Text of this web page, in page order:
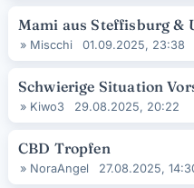
Mami aus Steffisburg &
» Miscchi 01.09.2025, 23:38
Schwierige Situation
» Kiwo3 29.08.2025, 20:22
CBD Tropfen
» NoraAngel 27.08.2025,